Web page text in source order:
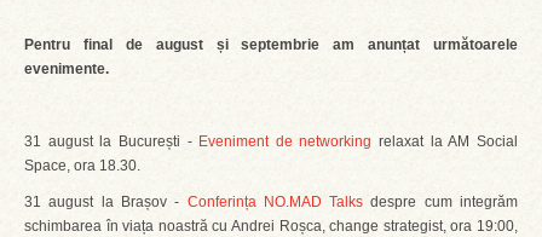
Pentru final de august și septembrie am anunțat următoarele
evenimente.
31 august la București - Eveniment de networking relaxat la AM Social
Space, ora 18.30.
31 august la Brașov - Conferința NO.MAD Talks despre cum integrăm
schimbarea în viața noastră cu Andrei Roșca, change strategist, ora 19:00,